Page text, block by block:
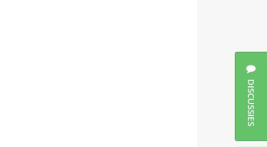
DISCUSSIES